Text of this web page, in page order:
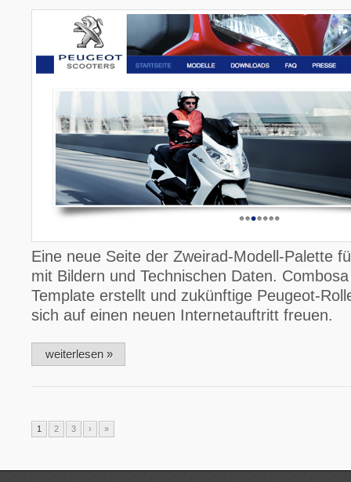
Eine neue Seite der Zweirad-Modell-Palette
mit Bildern und Technischen Daten.
Template erstellt und zukünftige Peugeot-
sich auf einen neuen Internetauftritt freuen.
weiterlesen »
1 2 3 › »